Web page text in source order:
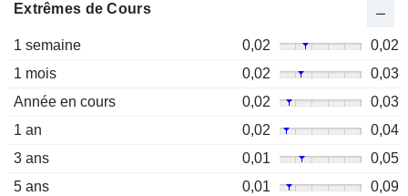
Extrêmes de Cours
1 semaine 0,02
0,02
1 mois
0,02
0,03
Année en cours
0,02
0,03
1 an
0,02
0,04
3 ans
0,01
0,05
5 ans
0,01
0,09